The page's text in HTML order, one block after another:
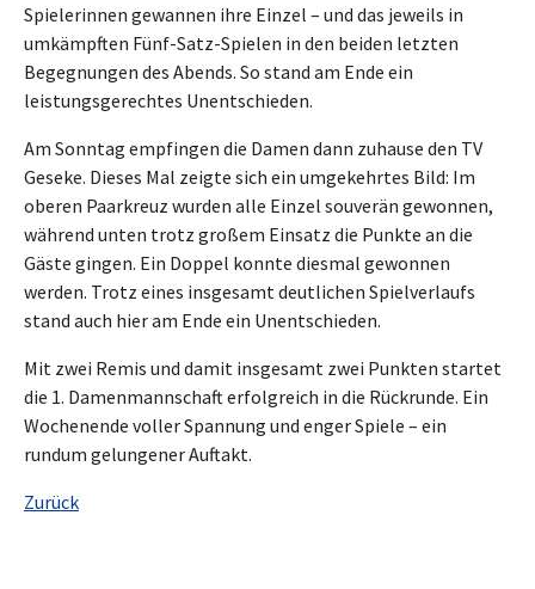
Spielerinnen gewannen ihre Einzel – und das jeweils in
umkämpften Fünf-Satz-Spielen in den beiden letzten
Begegnungen des Abends. So stand am Ende ein
leistungsgerechtes Unentschieden.
Am Sonntag empfingen die Damen dann zuhause den TV
Geseke. Dieses Mal zeigte sich ein umgekehrtes Bild: Im
oberen Paarkreuz wurden alle Einzel souverän gewonnen,
während unten trotz großem Einsatz die Punkte an die
Gäste gingen. Ein Doppel konnte diesmal gewonnen
werden. Trotz eines insgesamt deutlichen Spielverlaufs
stand auch hier am Ende ein Unentschieden.
Mit zwei Remis und damit insgesamt zwei Punkten startet
die 1. Damenmannschaft erfolgreich in die Rückrunde. Ein
Wochenende voller Spannung und enger Spiele – ein
rundum gelungener Auftakt.
Zurück